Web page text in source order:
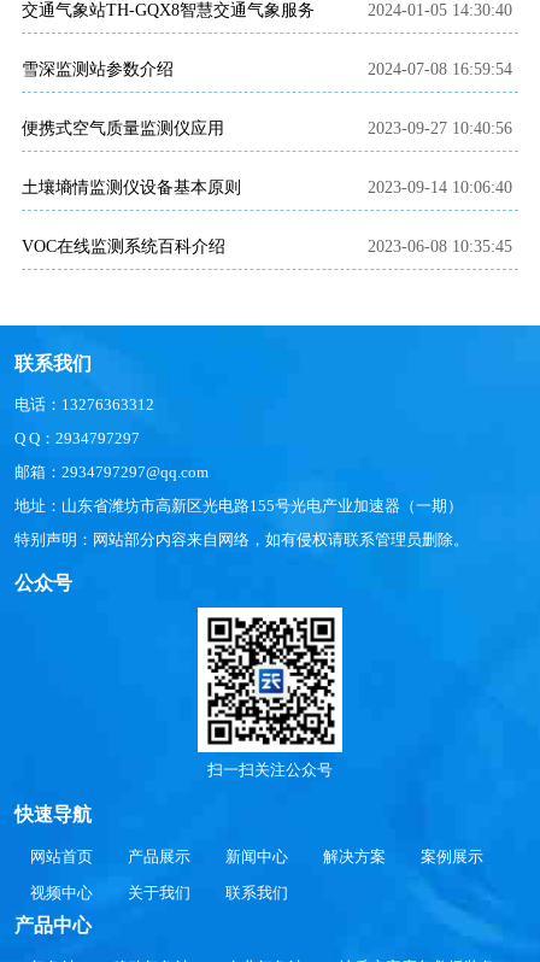
交通气象站TH-GQX8智慧交通气象服务 2024-01-05 14:30:40
雪深监测站参数介绍 2024-07-08 16:59:54
便携式空气质量监测仪应用 2023-09-27 10:40:56
土壤墒情监测仪设备基本原则 2023-09-14 10:06:40
VOC在线监测系统百科介绍 2023-06-08 10:35:45
联系我们
电话：13276363312
Q Q：2934797297
邮箱：2934797297@qq.com
地址：山东省潍坊市高新区光电路155号光电产业加速器（一期）
特别声明：网站部分内容来自网络，如有侵权请联系管理员删除。
公众号
扫一扫关注公众号
快速导航
网站首页 产品展示 新闻中心 解决方案
案例展示
视频中心
关于我们 联系我们
产品中心